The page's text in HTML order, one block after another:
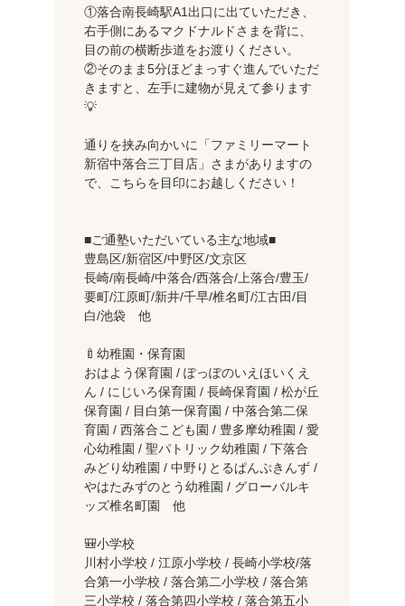
①落合南長崎駅A1出口に出ていただき、
右手側にあるマクドナルドさまを背に、
目の前の横断歩道をお渡りください。
②そのまま5分ほどまっすぐ進んでいただ
きますと、左手に建物が見えて参ります
💡
通りを挟み向かいに「ファミリーマート
新宿中落合三丁目店」さまがありますの
で、こちらを目印にお越しください！
■ご通塾いただいている主な地域■
豊島区/新宿区/中野区/文京区
長崎/南長崎/中落合/西落合/上落合/豊玉/
要町/江原町/新井/千早/椎名町/江古田/目
白/池袋 他
🍼幼稚園・保育園
おはよう保育園 / ぽっぽのいえほいくえ
ん / にじいろ保育園 / 長崎保育園 / 松が丘
保育園 / 目白第一保育園 / 中落合第二保
育園 / 西落合こども園 / 豊多摩幼稚園 / 愛
心幼稚園 / 聖パトリック幼稚園 / 下落合
みどり幼稚園 / 中野りとるぱんぷきんず /
やはたみずのとう幼稚園 / グローバルキ
ッズ椎名町園 他
🎒小学校
川村小学校 / 江原小学校 / 長崎小学校/落
合第一小学校 / 落合第二小学校 / 落合第
三小学校 / 落合第四小学校 / 落合第五小